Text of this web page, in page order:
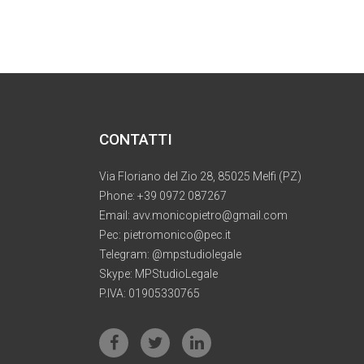
CONTATTI
Via Floriano del Zio 28, 85025 Melfi (PZ)
Phone: +39 0972 087267
Email: avv.monicopietro@gmail.com
Pec: pietromonico@pec.it
Telegram: @mpstudiolegale
Skype: MPStudioLegale
P.IVA: 01905330765